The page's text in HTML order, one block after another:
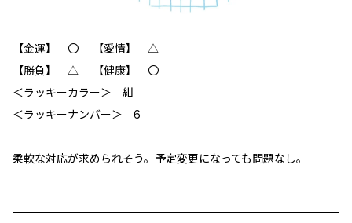
【金運】 〇 【愛情】 △
【勝負】 △ 【健康】 〇
＜ラッキーカラー＞ 紺
＜ラッキーナンバー＞ 6
柔軟な対応が求められそう。予定変更になっても問題なし。